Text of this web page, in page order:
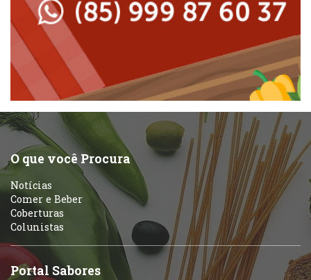
Massas
Peixes e Frutos do Mar
Pizzarias
Portuguesa
Self-service
Sobremesas e sorvetes
Peixes e Frutos do Mar
Pizzarias
Portuguesa
Sobremesas e sorvetes
Variados
O que você Procura
Notícias
Comer e Beber
Coberturas
Colunistas
Portal Sabores